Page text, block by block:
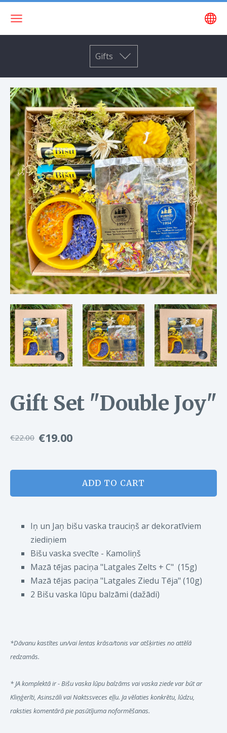
Gifts
Gift Set "Double Joy"
€22.00 €19.00
ADD TO CART
Iņ un Jaņ bišu vaska trauciņš ar dekoratīviem
ziediņiem
Bišu vaska svecīte - Kamoliņš
Mazā tējas paciņa "Latgales Zelts + C" (15g)
Mazā tējas paciņa "Latgales Ziedu Tēja" (10g)
2 Bišu vaska lūpu balzāmi (dažādi)
*Dāvanu kastītes un/vai lentas krāsa/tonis var atšķirties no attēlā
redzamās.
* JA komplektā ir - Bišu vaska lūpu balzāms vai vaska ziede var būt ar
Kliņģerīti, Asinszāli vai Naktssveces eļļu. Ja vēlaties konkrētu, lūdzu,
raksties komentārā pie pasūtījuma noformēšanas.